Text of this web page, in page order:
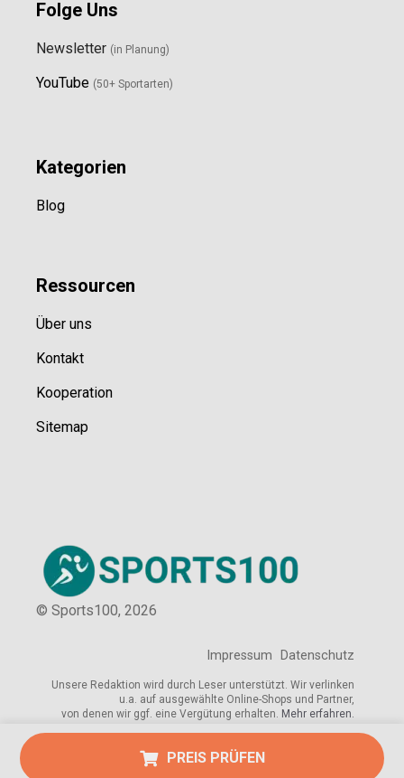
PREIS PRÜFEN
Folge Uns
Newsletter (in Planung)
YouTube (50+ Sportarten)
Kategorien
Blog
Ressourcen
Über uns
Kontakt
Kooperation
Sitemap
© Sports100, 2026
Impressum Datenschutz
Unsere Redaktion wird durch Leser unterstützt. Wir verlinken
u.a. auf ausgewählte Online-Shops und Partner,
von denen wir ggf. eine Vergütung erhalten. Mehr erfahren.
Adresse